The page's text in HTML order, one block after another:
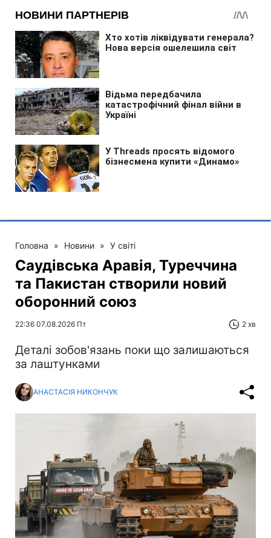
Головна » Новини » У світі
Саудівська Аравія, Туреччина
та Пакистан створили новий
оборонний союз
22:36 07.08.2026 Пт 2 хв
Деталі зобов'язань поки що залишаються
за лаштунками
АНАСТАСІЯ НИКОНЧУК